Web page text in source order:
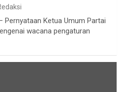
Pernyataan Ketua Umum Partai
wacana pengaturan